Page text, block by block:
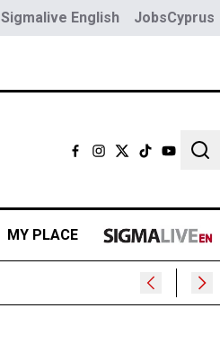
Sigmalive English JobsCyprus
MY PLACE